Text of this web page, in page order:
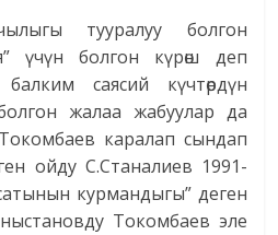
тууралуу болгон
үчүн болгон күрөш деп
саясий күчтөрдүн
жалаа жабуулар да
каралап сындап
ойду С.Станалиев 1991-
курмандыгы” деген
Токомбаев эле